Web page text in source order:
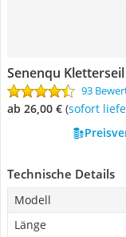
Senenqu Kletterseil
93
ab 26,00 € ( Sofort
Technische Details
Modell
Länge